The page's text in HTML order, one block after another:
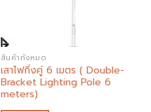
สินค้าทั้งหมด
เสาไฟกิ่งคู่ 6 เมตร ( Double-
Bracket Lighting Pole 6
meters)